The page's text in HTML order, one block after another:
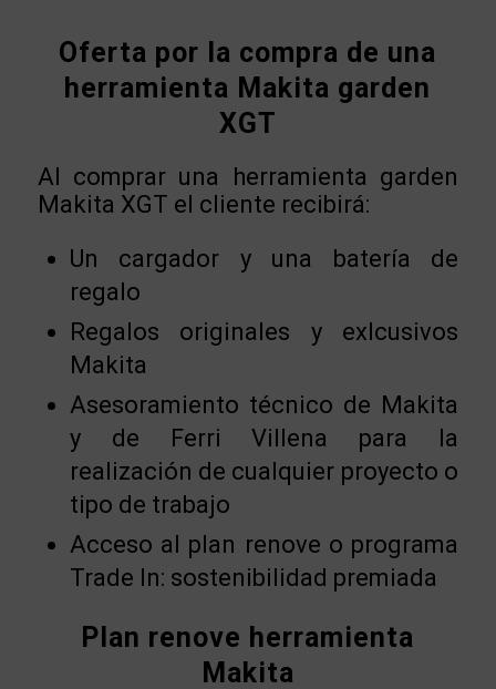
Oferta por la compra de una
herramienta Makita garden
XGT
Al comprar una herramienta garden
Makita XGT el cliente recibirá:
Un cargador y una batería de
regalo
Regalos originales y exlcusivos
Makita
Asesoramiento técnico de Makita
y de Ferri Villena para la
realización de cualquier proyecto o
tipo de trabajo
Acceso al plan renove o programa
Trade In: sostenibilidad premiada
Plan renove herramienta
Makita